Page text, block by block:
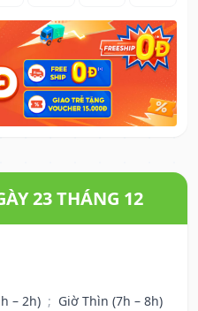
23 THÁNG 12
– 2h) ; Giờ Thìn (7h – 8h)